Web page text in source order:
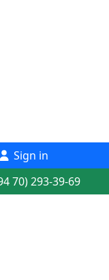
Sign in
70) 293-39-69